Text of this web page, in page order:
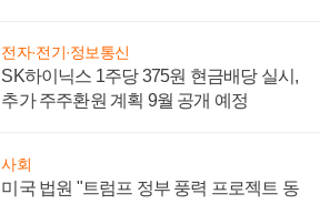
전자·전기·정보통신
SK하이닉스 1주당 375원 현금배당 실시,
추가 주주환원 계획 9월 공개 예정
사회
미국 법원 "트럼프 정부 풍력 프로젝트 동